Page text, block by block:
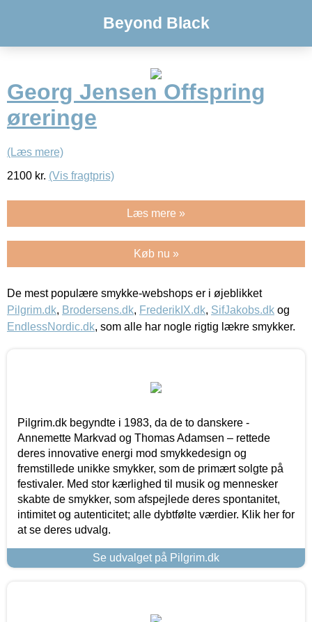
Beyond Black
Georg Jensen Offspring
øreringe
(Læs mere)
2100 kr. (Vis fragtpris)
Læs mere »
Køb nu »
De mest populære smykke-webshops er i øjeblikket
Pilgrim.dk, Brodersens.dk, FrederikIX.dk, SifJakobs.dk og
EndlessNordic.dk, som alle har nogle rigtig lækre smykker.
Pilgrim.dk begyndte i 1983, da de to danskere -
Annemette Markvad og Thomas Adamsen – rettede
deres innovative energi mod smykkedesign og
fremstillede unikke smykker, som de primært solgte på
festivaler. Med stor kærlighed til musik og mennesker
skabte de smykker, som afspejlede deres spontanitet,
intimitet og autenticitet; alle dybtfølte værdier. Klik her for
at se deres udvalg.
Se udvalget på Pilgrim.dk